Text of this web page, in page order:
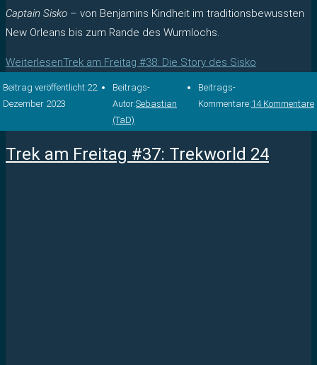
Captain Sisko – von Benjamins Kindheit im traditionsbewussten
New Orleans bis zum Rande des Wurmlochs.
WeiterlesenTrek am Freitag #38: Die Story des Sisko
Beitrag veröffentlicht:22.
Dezember 2023
Beitrags-
Autor:Sebastian
(TaD)
Beitrags-
Kommentare:14 Kommentare
Trek am Freitag #37: Trekworld 24